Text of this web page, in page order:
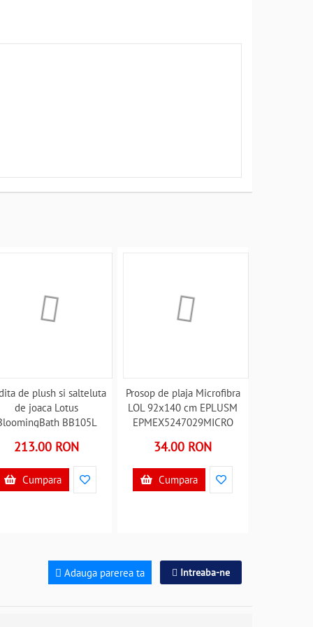
de plush si salteluta
de joaca Lotus
BB105L
213.00 RON
Cumpara
Prosop de plaja Microfibra
LOL 92x140 cm EPLUSM
EPMEX5247029MICRO
34.00 RON
Cumpara
Adauga parerea ta Intreaba-ne